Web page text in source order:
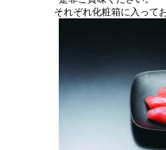
それぞれ化粧箱に入って